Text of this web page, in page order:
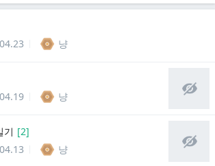
냥
냥
기 [2]
냥